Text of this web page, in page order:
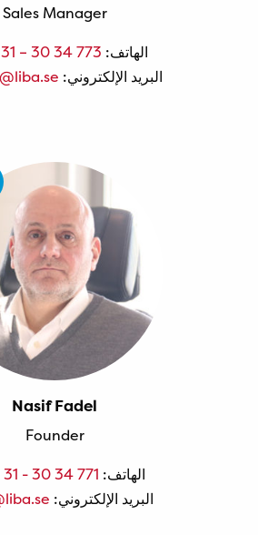
Sales Manager
الهاتف: – 30 34 773
البريد الإلكتروني:
Nasif Fadel
Founder
الهاتف: - 30 34 771
البريد الإلكتروني: